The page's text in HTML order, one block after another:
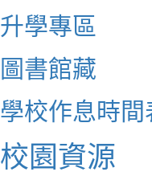
升學專區
圖書館藏
學校作息時間
校園資源